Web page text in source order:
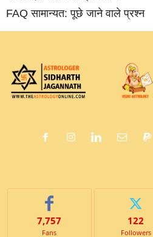
FAQ सामान्‍यत: पूछे जाने वाले प्रश्‍न
7,757
Fans
122
Followers